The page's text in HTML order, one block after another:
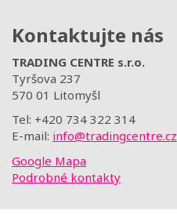
Kontaktujte nás
TRADING CENTRE s.r.o.
Tyršova 237
570 01 Litomyšl
Tel: +420 734 322 314
E-mail: info@tradingcentre.cz
Google Mapa
Podrobné kontakty